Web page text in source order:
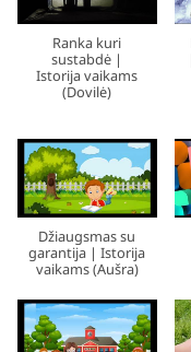
Ranka kuri
sustabdė |
Istorija vaikams
(Dovilė)
Džiaugsmas su
garantija | Istorija
vaikams (Aušra)